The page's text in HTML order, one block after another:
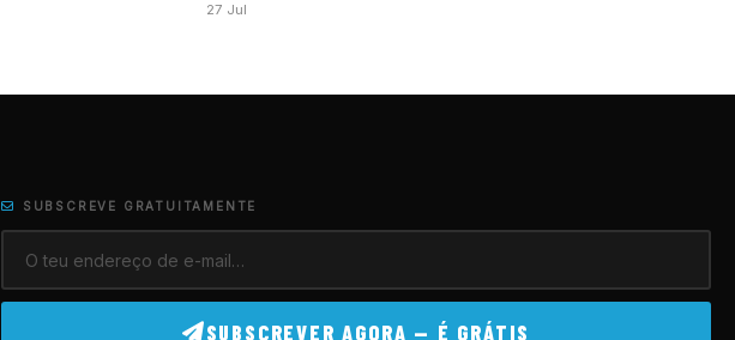
27 Jul
SUBSCREVE GRATUITAMENTE
SUBSCREVER AGORA — É GRÁTIS